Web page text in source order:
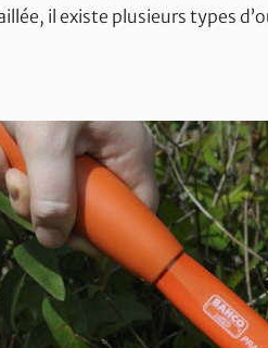
il existe plusieurs types